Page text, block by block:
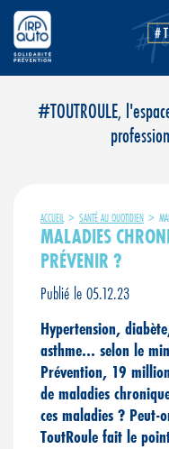
#TOUTROULE,
ACCUEIL > SANTÉ AU QUOTIDIEN >
MALADIES
PRÉVENIR ?
Publié le 05.12.23
Hypertension,
asthme… selon le
Prévention, 19
de maladies
ces maladies ?
ToutRoule fait le